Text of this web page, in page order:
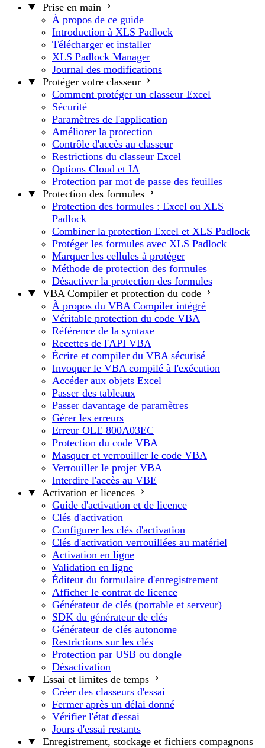
Prise en main
À propos de ce guide
Introduction à XLS Padlock
Télécharger et installer
XLS Padlock Manager
Journal des modifications
Protéger votre classeur
Comment protéger un classeur Excel
Sécurité
Paramètres de l'application
Améliorer la protection
Contrôle d'accès au classeur
Restrictions du classeur Excel
Options Cloud et IA
Protection par mot de passe des feuilles
Protection des formules
Protection des formules : Excel ou XLS
Padlock
Combiner la protection Excel et XLS Padlock
Protéger les formules avec XLS Padlock
Marquer les cellules à protéger
Méthode de protection des formules
Désactiver la protection des formules
VBA Compiler et protection du code
À propos du VBA Compiler intégré
Véritable protection du code VBA
Référence de la syntaxe
Recettes de l'API VBA
Écrire et compiler du VBA sécurisé
Invoquer le VBA compilé à l'exécution
Accéder aux objets Excel
Passer des tableaux
Passer davantage de paramètres
Gérer les erreurs
Erreur OLE 800A03EC
Protection du code VBA
Masquer et verrouiller le code VBA
Verrouiller le projet VBA
Interdire l'accès au VBE
Activation et licences
Guide d'activation et de licence
Clés d'activation
Configurer les clés d'activation
Clés d'activation verrouillées au matériel
Activation en ligne
Validation en ligne
Éditeur du formulaire d'enregistrement
Afficher le contrat de licence
Générateur de clés (portable et serveur)
SDK du générateur de clés
Générateur de clés autonome
Restrictions sur les clés
Protection par USB ou dongle
Désactivation
Essai et limites de temps
Créer des classeurs d'essai
Fermer après un délai donné
Vérifier l'état d'essai
Jours d'essai restants
Enregistrement, stockage et fichiers compagnons